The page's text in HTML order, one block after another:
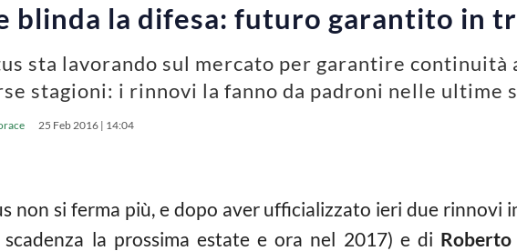
blinda la difesa: futuro garantito in
sta lavorando sul mercato per garantire
stagioni: i rinnovi la fanno da padroni nelle ultime
25 Feb 2016 | 14:04
non si ferma più, e dopo aver ufficializzato ieri due rinnovi
scadenza la prossima estate e ora nel 2017) e di